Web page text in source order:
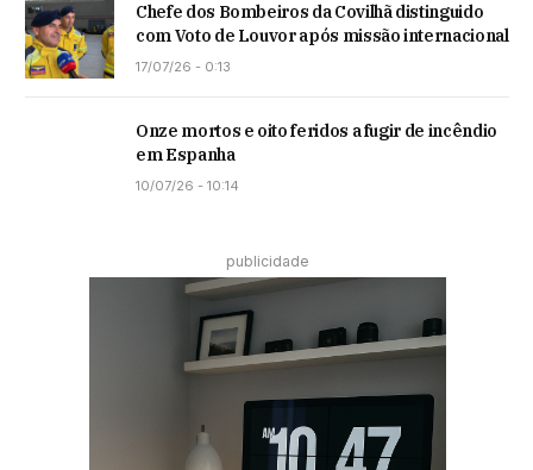
Chefe dos Bombeiros da Covilhã distinguido
com Voto de Louvor após missão internacional
17/07/26 - 0:13
Onze mortos e oito feridos a fugir de incêndio
em Espanha
10/07/26 - 10:14
publicidade